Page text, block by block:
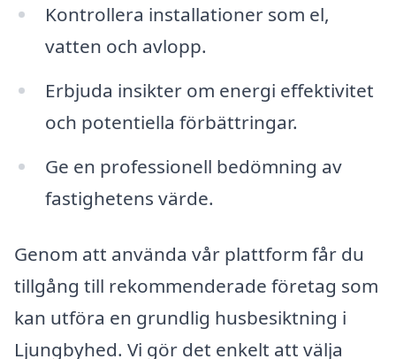
Kontrollera installationer som el,
vatten och avlopp.
Erbjuda insikter om energi effektivitet
och potentiella förbättringar.
Ge en professionell bedömning av
fastighetens värde.
Genom att använda vår plattform får du
tillgång till rekommenderade företag som
kan utföra en grundlig husbesiktning i
Ljungbyhed. Vi gör det enkelt att välja